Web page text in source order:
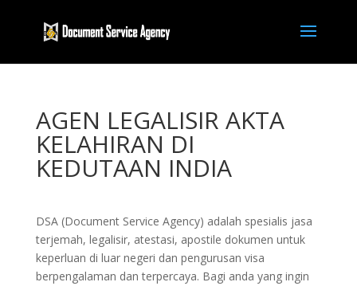
AGEN LEGALISIR AKTA
KELAHIRAN DI
KEDUTAAN INDIA
DSA (Document Service Agency) adalah spesialis jasa
terjemah, legalisir, atestasi, apostile dokumen untuk
keperluan di luar negeri dan pengurusan visa
berpengalaman dan terpercaya. Bagi anda yang ingin